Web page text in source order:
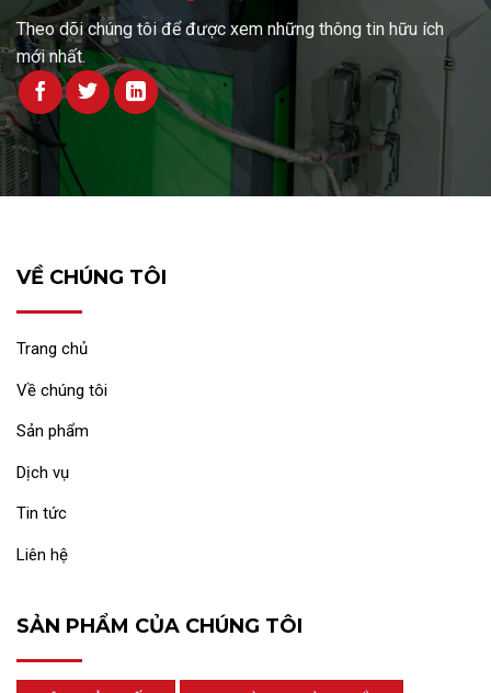
Theo dõi chúng tôi để được xem những thông tin hữu ích
mới nhất.
VỀ CHÚNG TÔI
Trang chủ
Về chúng tôi
Sản phẩm
Dịch vụ
Tin tức
Liên hệ
SẢN PHẨM CỦA CHÚNG TÔI